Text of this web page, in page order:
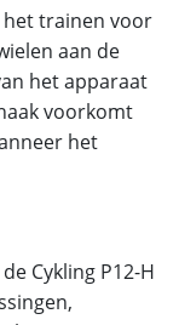
trainen voor
aan de
het apparaat
voorkomt
het
Cykling P12-H